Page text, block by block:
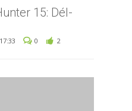
15: Dél-
0 2